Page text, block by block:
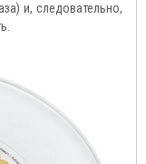
и, следовательно,